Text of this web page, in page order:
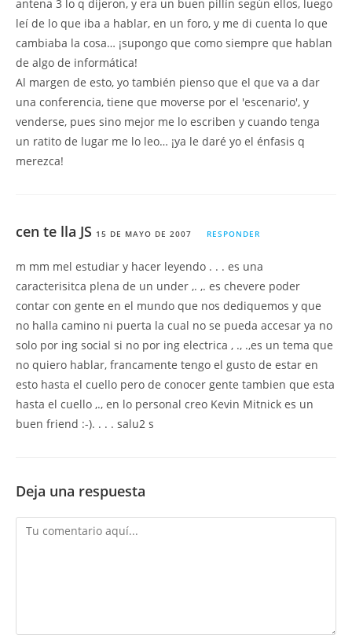
antena 3 lo q dijeron, y era un buen pillín según ellos, luego
leí de lo que iba a hablar, en un foro, y me di cuenta lo que
cambiaba la cosa… ¡supongo que como siempre que hablan
de algo de informática!
Al margen de esto, yo también pienso que el que va a dar
una conferencia, tiene que moverse por el 'escenario', y
venderse, pues sino mejor me lo escriben y cuando tenga
un ratito de lugar me lo leo… ¡ya le daré yo el énfasis q
merezca!
cen te lla JS 15 DE MAYO DE 2007 RESPONDER
m mm mel estudiar y hacer leyendo . . . es una
caracterisitca plena de un under ,. ,. es chevere poder
contar con gente en el mundo que nos dediquemos y que
no halla camino ni puerta la cual no se pueda accesar ya no
solo por ing social si no por ing electrica , ., .,es un tema que
no quiero hablar, francamente tengo el gusto de estar en
esto hasta el cuello pero de conocer gente tambien que esta
hasta el cuello ,., en lo personal creo Kevin Mitnick es un
buen friend :-). . . . salu2 s
Deja una respuesta
Comentario